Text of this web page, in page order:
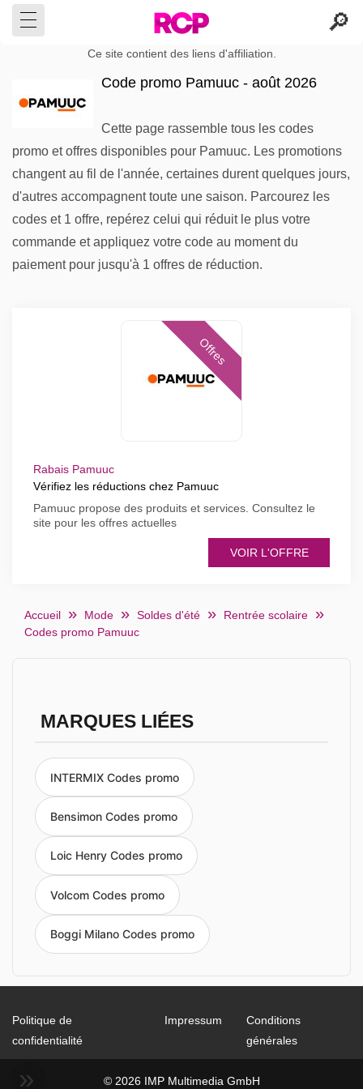
Ce site contient des liens d'affiliation.
Code promo Pamuuc - août 2026
Cette page rassemble tous les codes
promo et offres disponibles pour Pamuuc. Les promotions
changent au fil de l'année, certaines durent quelques jours,
d'autres accompagnent toute une saison. Parcourez les
codes et 1 offre, repérez celui qui réduit le plus votre
commande et appliquez votre code au moment du
paiement pour jusqu'à 1 offres de réduction.
Offres
Rabais Pamuuc
Vérifiez les réductions chez Pamuuc
Pamuuc propose des produits et services. Consultez le
site pour les offres actuelles
VOIR L'OFFRE
Accueil Mode Soldes d'été
Rentrée scolaire
Codes promo Pamuuc
MARQUES LIÉES
INTERMIX Codes promo
Bensimon Codes promo
Loic Henry Codes promo
Volcom Codes promo
Boggi Milano Codes promo
Politique de
confidentialité
Impressum
Conditions
générales
© 2026 IMP Multimedia GmbH